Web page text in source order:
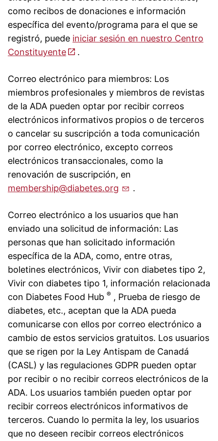
como recibos de donaciones e información
específica del evento/programa para el que se
registró, puede iniciar sesión en nuestro Centro
Constituyente
.
Correo electrónico para miembros: Los
miembros profesionales y miembros de revistas
de la ADA pueden optar por recibir correos
electrónicos informativos propios o de terceros
o cancelar su suscripción a toda comunicación
por correo electrónico, excepto correos
electrónicos transaccionales, como la
renovación de suscripción, en
membership@diabetes.org
.
Correo electrónico a los usuarios que han
enviado una solicitud de información: Las
personas que han solicitado información
específica de la ADA, como, entre otras,
boletines electrónicos, Vivir con diabetes tipo 2,
Vivir con diabetes tipo 1, información relacionada
con Diabetes Food Hub ® , Prueba de riesgo de
diabetes, etc., aceptan que la ADA pueda
comunicarse con ellos por correo electrónico a
cambio de estos servicios gratuitos. Los usuarios
que se rigen por la Ley Antispam de Canadá
(CASL) y las regulaciones GDPR pueden optar
por recibir o no recibir correos electrónicos de la
ADA. Los usuarios también pueden optar por
recibir correos electrónicos informativos de
terceros. Cuando lo permita la ley, los usuarios
que no deseen recibir correos electrónicos